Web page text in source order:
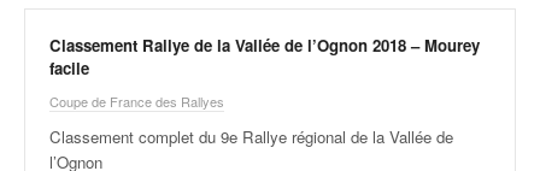
Classement Rallye de la Vallée de l’Ognon 2018 – Mourey
facile
Coupe de France des Rallyes
Classement complet du 9e Rallye régional de la Vallée de
l’Ognon